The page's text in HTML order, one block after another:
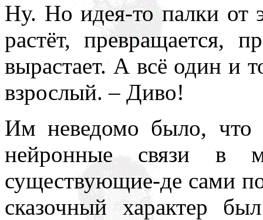
Ну. Но идея-то палки от
растёт, превращается,
вырастает. А всё один и
взрослый. – Диво!
Им неведомо было, что
нейронные связи в
существующие-де сами
сказочный характер